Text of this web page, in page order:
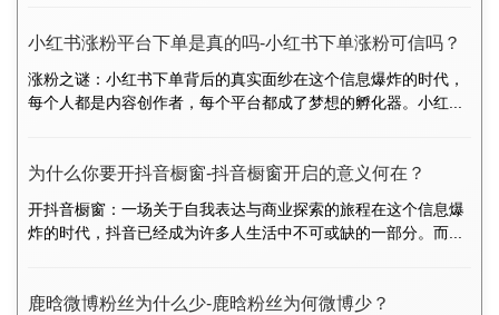
小红书涨粉平台下单是真的吗-小红书下单涨粉可信吗？
涨粉之谜：小红书下单背后的真实面纱在这个信息爆炸的时代，
每个人都是内容创作者，每个平台都成了梦想的孵化器。小红...
为什么你要开抖音橱窗-抖音橱窗开启的意义何在？
开抖音橱窗：一场关于自我表达与商业探索的旅程在这个信息爆
炸的时代，抖音已经成为许多人生活中不可或缺的一部分。而...
鹿晗微博粉丝为什么少-鹿晗粉丝为何微博少？